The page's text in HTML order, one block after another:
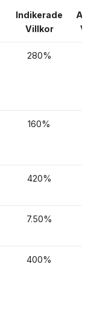
Indikerade
Villkor
280%
160%
420%
7.50%
400%